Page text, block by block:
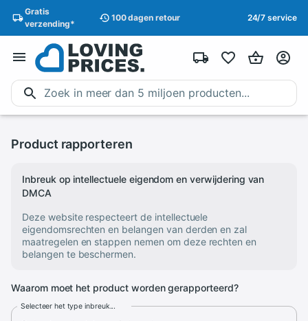
Gratis
verzending*
100 dagen retour 24/7 service
Product rapporteren
Inbreuk op intellectuele eigendom en verwijdering van
DMCA
Deze website respecteert de intellectuele
eigendomsrechten en belangen van derden en zal
maatregelen en stappen nemen om deze rechten en
belangen te beschermen.
Waarom moet het product worden gerapporteerd?
Selecteer het type inbreuk...